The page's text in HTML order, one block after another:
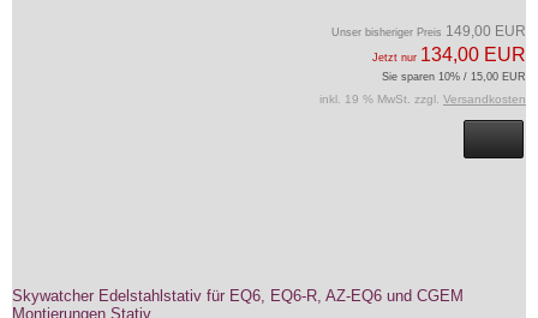
Unser bisheriger Preis 149,00 EUR
Jetzt nur 134,00 EUR
Sie sparen 10% / 15,00 EUR
inkl. 19 % MwSt. zzgl. Versandkosten
Skywatcher Edelstahlstativ für EQ6, EQ6-R, AZ-EQ6 und CGEM
Montierungen Stativ